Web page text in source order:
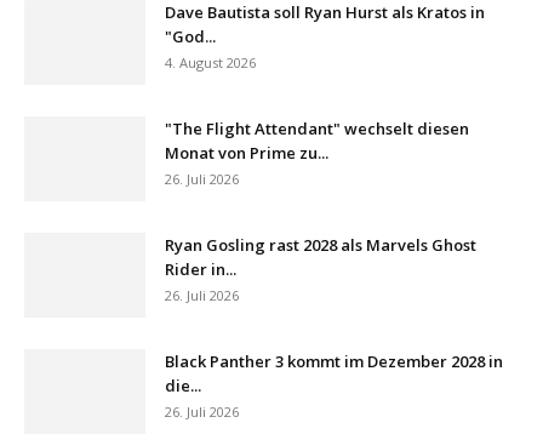
Dave Bautista soll Ryan Hurst als Kratos in
"God...
4. August 2026
"The Flight Attendant" wechselt diesen
Monat von Prime zu...
26. Juli 2026
Ryan Gosling rast 2028 als Marvels Ghost
Rider in...
26. Juli 2026
Black Panther 3 kommt im Dezember 2028 in
die...
26. Juli 2026